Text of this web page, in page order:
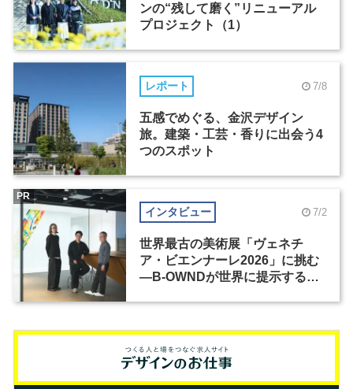
ンの“残して磨く”リニューアル
プロジェクト（1）
レポート 7/8
五感でめぐる、金沢デザイン
旅。建築・工芸・香りに出会う4
つのスポット
インタビュー 7/2
世界最古の美術展「ヴェネチ
ア・ビエンナーレ2026」に挑む
―B-OWNDが世界に提示する美
PR